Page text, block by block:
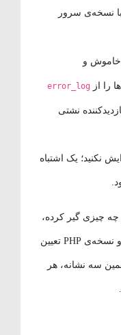
نسخه‌ی سرور
و
از error_log
نشتی
یک اشتباه
گیر کرده،
شماره‌ی خط می‌گوید کجا را نگاه کنید و نسخه‌ی PHP تعیین
سه نشانه، هر